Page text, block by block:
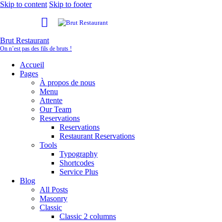
Skip to content Skip to footer
Brut Restaurant
On n’est pas des fils de bruts !
Accueil
Pages
À propos de nous
Menu
Attente
Our Team
Reservations
Reservations
Restaurant Reservations
Tools
Typography
Shortcodes
Service Plus
Blog
All Posts
Masonry
Classic
Classic 2 columns